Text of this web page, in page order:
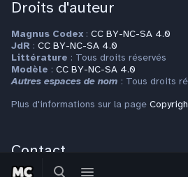
BasculerBasculer
Droits d'auteur
Magnus Codex : CC BY-NC-SA 4.0
JdR : CC BY-NC-SA 4.0
Littérature : Tous droits réservés
Modèle : CC BY-NC-SA 4.0
Autres espaces de nom : Tous droits
Plus d'informations sur la page
Contact